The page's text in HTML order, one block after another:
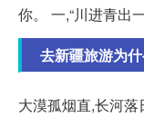
你。 一,“川进青出
去新疆旅游为
大漠孤烟直,长河